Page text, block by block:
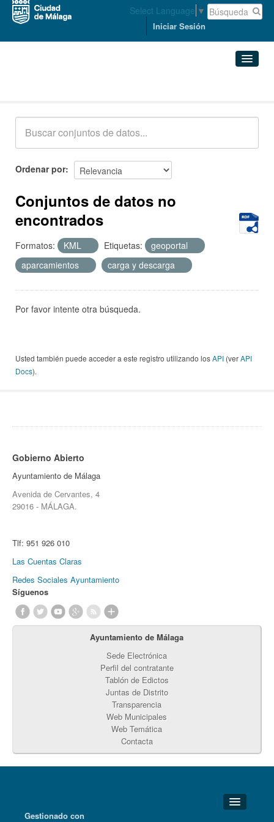
Select Language ▼
Iniciar Sesión
Acerca de
Ordenar por
Conjuntos de datos no
encontrados
Formatos: KML Etiquetas:
geoportal
aparcamientos
carga y descarga
Por favor intente otra búsqueda.
Usted también puede acceder a este registro utilizando losAPI (verAPI
Docs).
Gobierno Abierto
Ayuntamiento de Málaga
Avenida de Cervantes, 4
29016 - MÁLAGA.
Tlf: 951 926 010
Las Cuentas Claras
Redes Sociales Ayuntamiento
Síguenos
Ayuntamiento de Málaga
Sede Electrónica
Perfil del contratante
Tablón de Edictos
Juntas de Distrito
Transparencia
Web Municipales
Web Temática
Contacta
Gestionado con